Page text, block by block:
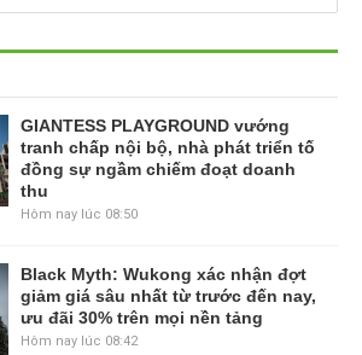
GIANTESS PLAYGROUND vướng
tranh chấp nội bộ, nhà phát triển tố
đồng sự ngầm chiếm đoạt doanh
thu
Hôm nay lúc 08:50
Black Myth: Wukong xác nhận đợt
giảm giá sâu nhất từ trước đến nay,
ưu đãi 30% trên mọi nền tảng
Hôm nay lúc 08:42